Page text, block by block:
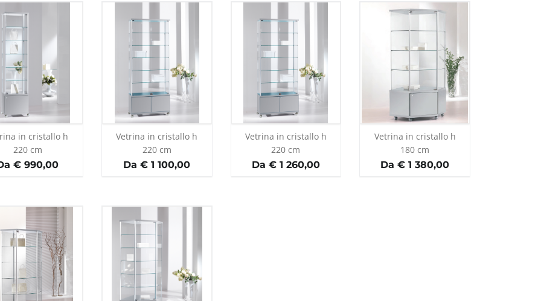
in cristallo h
220 cm
€ 990,00
Vetrina in cristallo h
220 cm
Da € 1 100,00
Vetrina in cristallo h
220 cm
Da € 1 260,00
Vetrina in cristallo h
180 cm
Da € 1 380,00